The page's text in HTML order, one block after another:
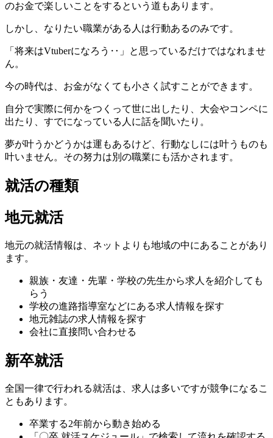
のお金で楽しいことをするという道もあります。
しかし、なりたい職業がある人は行動あるのみです。
「将来はVtuberになろう‥」と思っているだけではなれませ
ん。
今の時代は、お金がなくても小さく試すことができます。
自分で実際に何かをつくって世に出したり、大会やコンペに
出たり、すでになっている人に話を聞いたり。
夢が叶うかどうかは運もあるけど、行動なしには叶うものも
叶いません。その努力は別の職業にも活かされます。
就活の種類
地元就活
地元の就活情報は、ネットよりも地域の中にあることがあり
ます。
親族・友達・先輩・学校の先生から求人を紹介しても
らう
学校の進路指導室などにある求人情報を探す
地元雑誌の求人情報を探す
会社に直接問い合わせる
新卒就活
全国一律で行われる就活は、求人は多いですが競争になるこ
ともあります。
卒業する2年前から動き始める